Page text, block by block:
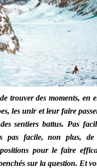
trouver des moments, en
les unir et leur faire
sentiers battus. Pas
pas facile, non plus, de
pour le faire
sur la question. Et